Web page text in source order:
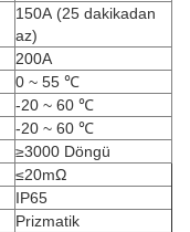
150A (25 dakikadan
az)
200A
0 ~ 55 ℃
-20 ~ 60 ℃
-20 ~ 60 ℃
≥3000 Döngü
≤20mΩ
IP65
Prizmatik